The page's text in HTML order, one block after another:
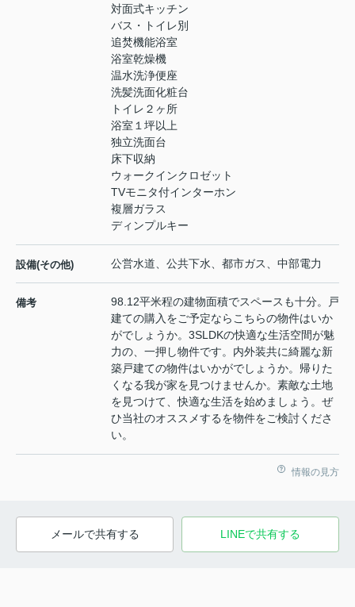
対面式キッチン
バス・トイレ別
追焚機能浴室
浴室乾燥機
温水洗浄便座
洗髪洗面化粧台
トイレ２ヶ所
浴室１坪以上
独立洗面台
床下収納
ウォークインクロゼット
TVモニタ付インターホン
複層ガラス
ディンプルキー
設備(その他) 公営水道、公共下水、都市ガス、中部電力
備考
98.12平米程の建物面積でスペースも十分。戸
建ての購入をご予定ならこちらの物件はいか
がでしょうか。3SLDKの快適な生活空間が魅
力の、一押し物件です。内外装共に綺麗な新
築戸建ての物件はいかがでしょうか。帰りた
くなる我が家を見つけませんか。素敵な土地
を見つけて、快適な生活を始めましょう。ぜ
ひ当社のオススメするを物件をご検討くださ
い。
情報の見方
メールで共有する LINEで共有する